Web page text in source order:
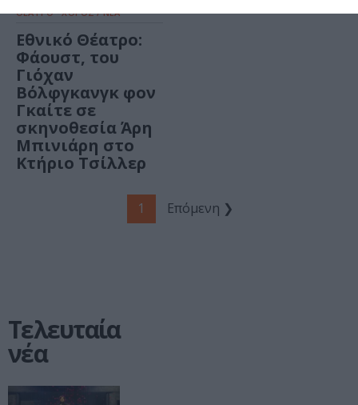
ΘΕΑΤΡΟ - ΧΟΡΟΣ / ΝΕΑ
Εθνικό Θέατρο:
Φάουστ, του
Γιόχαν
Βόλφγκανγκ φον
Γκαίτε σε
σκηνοθεσία Άρη
Μπινιάρη στο
Κτήριο Τσίλλερ
1 Επόμενη ❯
Τελευταία
νέα